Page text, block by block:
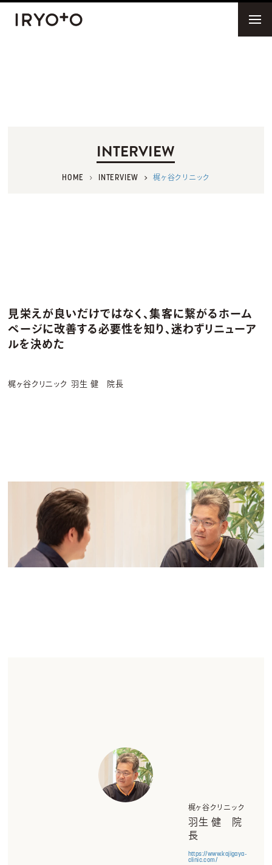
INTERVIEW
HOME INTERVIEW 梶ヶ谷クリニック
見栄えが良いだけではなく、集客に繋がるホーム
ページに改善する必要性を知り、迷わずリニューア
ルを決めた
梶ヶ谷クリニック 羽生 健 院長
梶ヶ谷クリニック
羽生 健 院
長
https://www.kajigaya-
clinic.com/